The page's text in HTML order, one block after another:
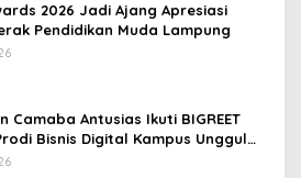
2026 Jadi Ajang Apresiasi
Pendidikan Muda Lampung
Camaba Antusias Ikuti BIGREET
Bisnis Digital Kampus Unggul
Hadirkan Deretan